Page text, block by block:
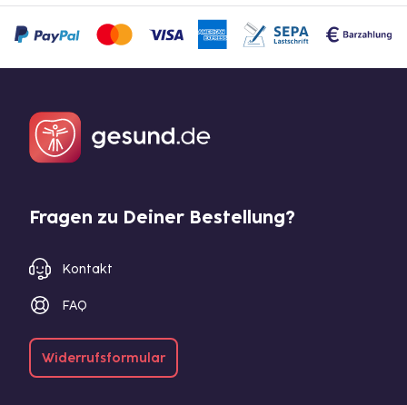
Fragen zu Deiner Bestellung?
Kontakt
FAQ
Widerrufsformular